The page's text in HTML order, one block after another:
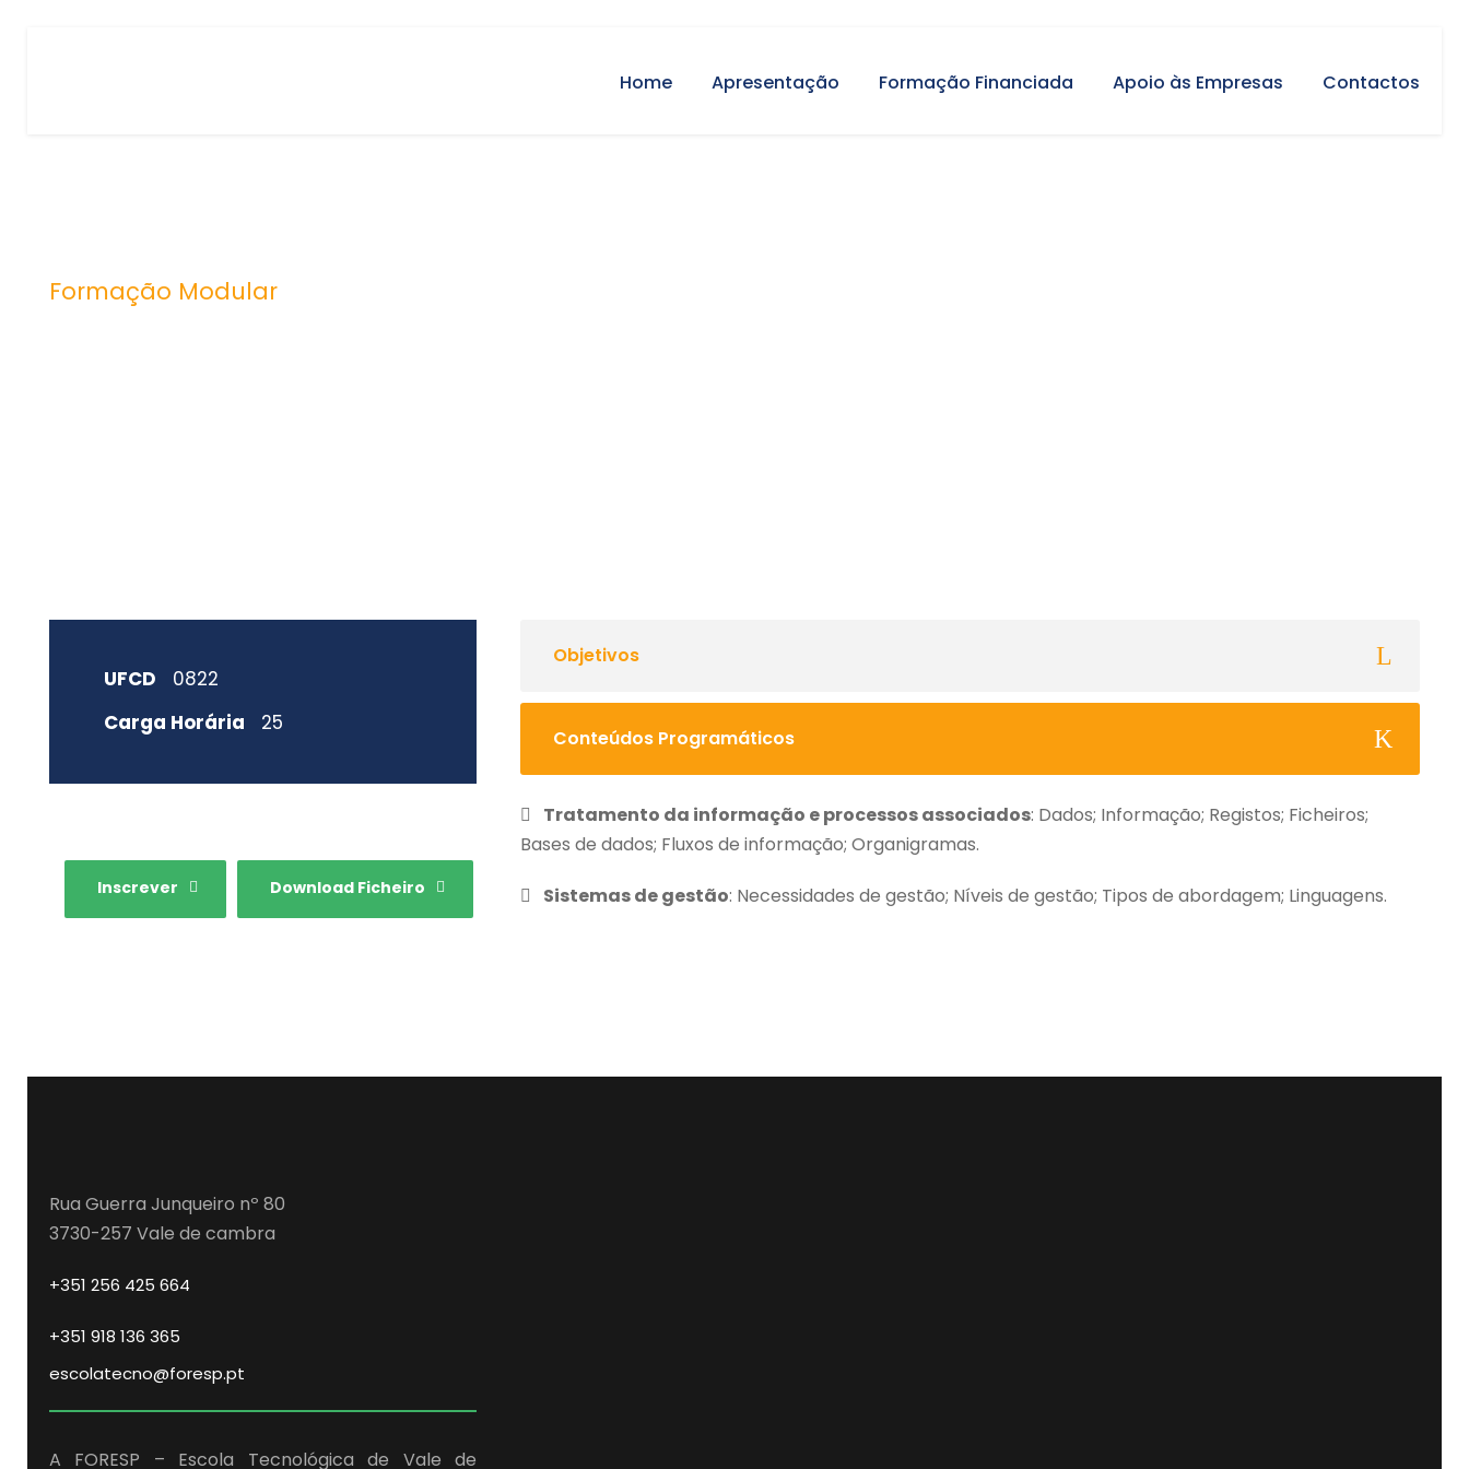
Home Apresentação Formação Financiada Apoio às Empresas Contactos
Formação Modular
UFCD
0822
Carga Horária
25
Inscrever Download Ficheiro
Objetivos
Conteúdos Programáticos
Tratamento da informação e processos associados: Dados; Informação; Registos; Ficheiros;
Bases de dados; Fluxos de informação; Organigramas.
Sistemas de gestão: Necessidades de gestão; Níveis de gestão; Tipos de abordagem; Linguagens.
Rua Guerra Junqueiro nº 80
3730-257 Vale de cambra
+351 256 425 664
+351 918 136 365
escolatecno@foresp.pt
A FORESP – Escola Tecnológica de Vale de